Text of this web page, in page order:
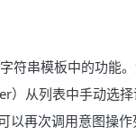
符串模板中的功能
）从列表中手动选
以再次调用意图操